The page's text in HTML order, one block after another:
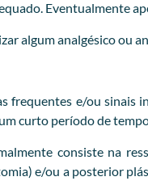
Eventualmente
algum analgésico ou
frequentes e/ou sinais
curto período de
consiste na
e/ou a posterior